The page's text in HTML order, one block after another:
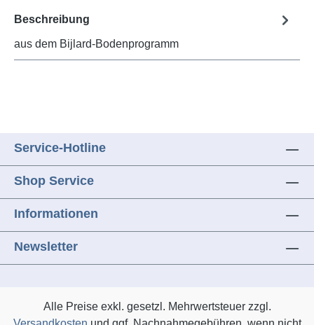
Beschreibung
aus dem Bijlard-Bodenprogramm
Service-Hotline
Shop Service
Informationen
Newsletter
Alle Preise exkl. gesetzl. Mehrwertsteuer zzgl.